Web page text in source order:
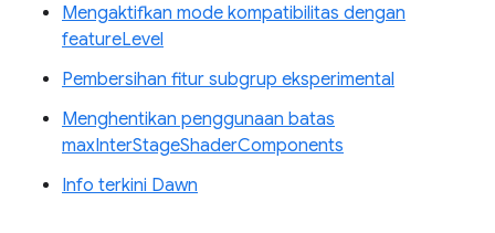
Mengaktifkan mode kompatibilitas dengan
featureLevel
Pembersihan fitur subgrup eksperimental
Menghentikan penggunaan batas
maxInterStageShaderComponents
Info terkini Dawn